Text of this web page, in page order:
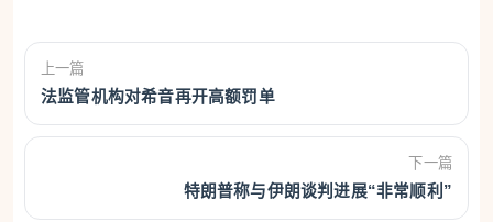
上一篇
法监管机构对希音再开高额罚单
下一篇
特朗普称与伊朗谈判进展“非常顺利”